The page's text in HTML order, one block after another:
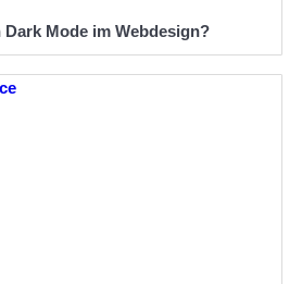
Mode im Webdesign?